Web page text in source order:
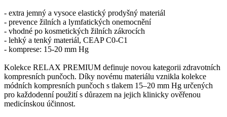
- extra jemný a vysoce elastický prodyšný materiál
- prevence žilních a lymfatických onemocnění
- vhodné po kosmetických žilních zákrocích
- lehký a tenký materiál, CEAP C0-C1
- komprese: 15-20 mm Hg
Kolekce RELAX PREMIUM definuje novou kategorii zdravotních
kompresních punčoch. Díky novému materiálu vznikla kolekce
módních kompresních punčoch s tlakem 15–20 mm Hg určených
pro každodenní použití s důrazem na jejich klinicky ověřenou
medicínskou účinnost.